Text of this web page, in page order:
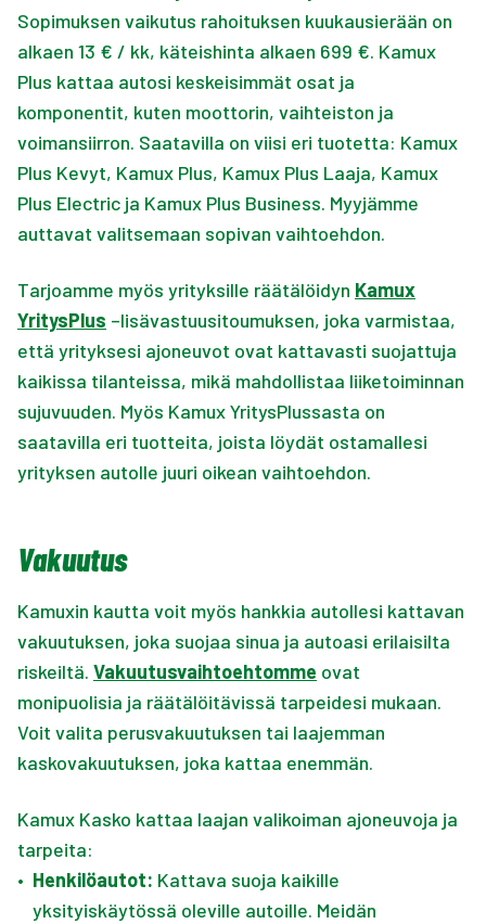
Sopimuksen vaikutus rahoituksen kuukausierään on
alkaen 13 € / kk, käteishinta alkaen 699 €. Kamux
Plus kattaa autosi keskeisimmät osat ja
komponentit, kuten moottorin, vaihteiston ja
voimansiirron. Saatavilla on viisi eri tuotetta: Kamux
Plus Kevyt, Kamux Plus, Kamux Plus Laaja, Kamux
Plus Electric ja Kamux Plus Business. Myyjämme
auttavat valitsemaan sopivan vaihtoehdon.
Tarjoamme myös yrityksille räätälöidyn Kamux
YritysPlus –lisävastuusitoumuksen, joka varmistaa,
että yrityksesi ajoneuvot ovat kattavasti suojattuja
kaikissa tilanteissa, mikä mahdollistaa liiketoiminnan
sujuvuuden. Myös Kamux YritysPlussasta on
saatavilla eri tuotteita, joista löydät ostamallesi
yrityksen autolle juuri oikean vaihtoehdon.
Vakuutus
Kamuxin kautta voit myös hankkia autollesi kattavan
vakuutuksen, joka suojaa sinua ja autoasi erilaisilta
riskeiltä. Vakuutusvaihtoehtomme ovat
monipuolisia ja räätälöitävissä tarpeidesi mukaan.
Voit valita perusvakuutuksen tai laajemman
kaskovakuutuksen, joka kattaa enemmän.
Kamux Kasko kattaa laajan valikoiman ajoneuvoja ja
tarpeita:
• Henkilöautot: Kattava suoja kaikille
yksityiskäytössä oleville autoille. Meidän